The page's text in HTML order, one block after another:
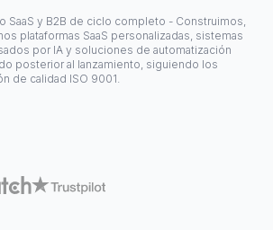
SaaS y B2B de ciclo completo - Construimos,
plataformas SaaS personalizadas, sistemas
por IA y soluciones de automatización
posterior al lanzamiento, siguiendo los
de calidad ISO 9001.